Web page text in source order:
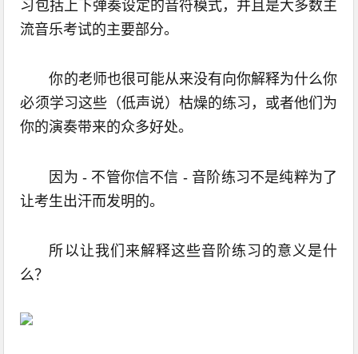
习包括上下弹奏设定的音符模式，并且是大多数主
流音乐考试的主要部分。
你的老师也很可能从来没有向你解释为什么你
必须学习这些（低声说）枯燥的练习，或者他们为
你的演奏带来的众多好处。
因为 - 不管你信不信 - 音阶练习不是纯粹为了
让考生出汗而发明的。
所以让我们来解释这些音阶练习的意义是什
么？